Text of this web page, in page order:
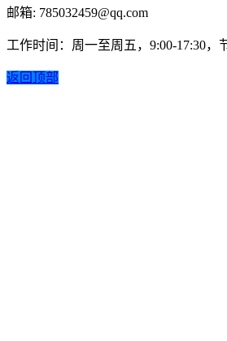
邮箱: 785032459@qq.com
工作时间：周一至周五，9:00-17:30，
返回顶部